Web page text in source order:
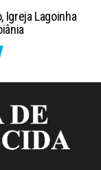
Igreja Lagoinha